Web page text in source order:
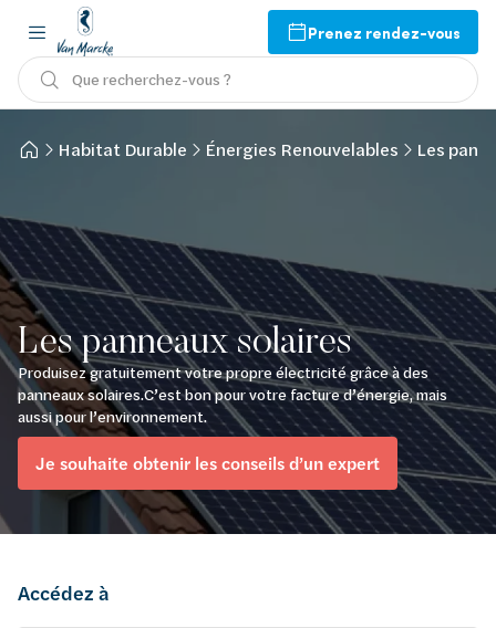
Prenez rendez-vous
Que recherchez-vous ?
Habitat Durable Énergies Renouvelables Les
Les panneaux solaires
Produisez gratuitement votre propre électricité grâce à des
panneaux solaires.C’est bon pour votre facture d’énergie, mais
aussi pour l’environnement.
Je souhaite obtenir les conseils d’un expert
Accédez à